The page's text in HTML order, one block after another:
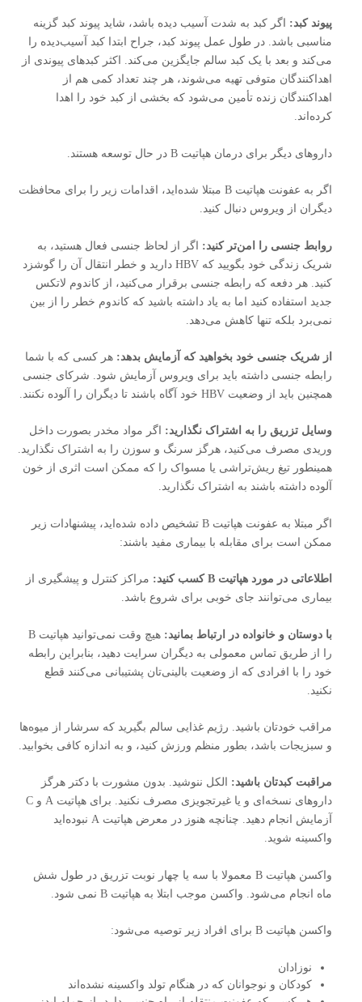
پیوند کبد: اگر کبد به شدت آسیب دیده باشد، شاید پیوند کبد گزینه
مناسبی باشد. در طول عمل پیوند کبد، جراح ابتدا کبد آسیب‌دیده را
می‌کند و بعد با یک کبد سالم جایگزین می‌کند. اکثر کبدهای پیوندی از
اهداکنندگان متوفی تهیه می‌شوند، هر چند تعداد کمی هم از
اهداکنندگان زنده تأمین می‌شود که بخشی از کبد خود را اهدا
کرده‌اند.
داروهای دیگر برای درمان هپاتیت B در حال توسعه هستند.
اگر به عفونت هپاتیت B مبتلا شده‌اید، اقدامات زیر را برای محافظت
دیگران از ویروس دنبال کنید.
روابط جنسی را امن‌تر کنید: اگر از لحاظ جنسی فعال هستید، به
شریک زندگی خود بگویید که HBV دارید و خطر انتقال آن را گوشزد
کنید. هر دفعه که رابطه جنسی برقرار می‌کنید، از کاندوم لاتکس
جدید استفاده کنید اما به یاد داشته باشید که کاندوم خطر را از بین
نمی‌برد بلکه تنها کاهش می‌دهد.
از شریک جنسی خود بخواهید که آزمایش بدهد: هر کسی که با شما
رابطه جنسی داشته باید برای ویروس آزمایش شود. شرکای جنسی
همچنین باید از وضعیت HBV خود آگاه باشند تا دیگران را آلوده نکنند.
وسایل تزریق را به اشتراک نگذارید: اگر مواد مخدر بصورت داخل
وریدی مصرف می‌کنید، هرگز سرنگ و سوزن را به اشتراک نگذارید.
همینطور تیغ ریش‌تراشی یا مسواک را که ممکن است اثری از خون
آلوده داشته باشند به اشتراک نگذارید.
اگر مبتلا به عفونت هپاتیت B تشخیص داده شده‌اید، پیشنهادات زیر
ممکن است برای مقابله با بیماری مفید باشند:
اطلاعاتی در مورد هپاتیت Bکسب کنید: مراکز کنترل و پیشگیری از
بیماری می‌توانند جای خوبی برای شروع باشد.
با دوستان و خانواده در ارتباط بمانید:
هیچ وقت نمی‌توانید هپاتیت B
را از طریق تماس معمولی به دیگران سرایت دهید، بنابراین رابطه
خود را با افرادی که از وضعیت بالینی‌تان پشتیبانی می‌کنند قطع
نکنید.
مراقب خودتان باشید. رژیم غذایی سالم بگیرید که سرشار از میوه‌ها
و سبزیجات باشد، بطور منظم ورزش کنید، و به اندازه کافی بخوابید.
مراقبت کبدتان باشید: الکل ننوشید. بدون مشورت با دکتر هرگز
داروهای نسخه‌ای و یا غیرتجویزی مصرف نکنید. برای هپاتیت A و C
آزمایش انجام دهید. چنانچه هنوز در معرض هپاتیت A نبوده‌اید
واکسینه شوید.
واکسن هپاتیت B معمولا با سه یا چهار نوبت تزریق در طول شش
ماه انجام می‌شود. واکسن موجب ابتلا به هپاتیت B نمی شود.
واکسن هپاتیت B برای افراد زیر توصیه می‌شود:
نوزادان
کودکان و نوجوانان که در هنگام تولد واکسینه نشده‌اند